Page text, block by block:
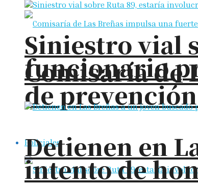
Comisaría de
de
Policiales
Siniestro vial
funcionario
Detienen en
intento de